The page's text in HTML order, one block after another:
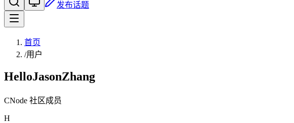
发布话题
首页
/用户
HelloJasonZhang
CNode 社区成员
H